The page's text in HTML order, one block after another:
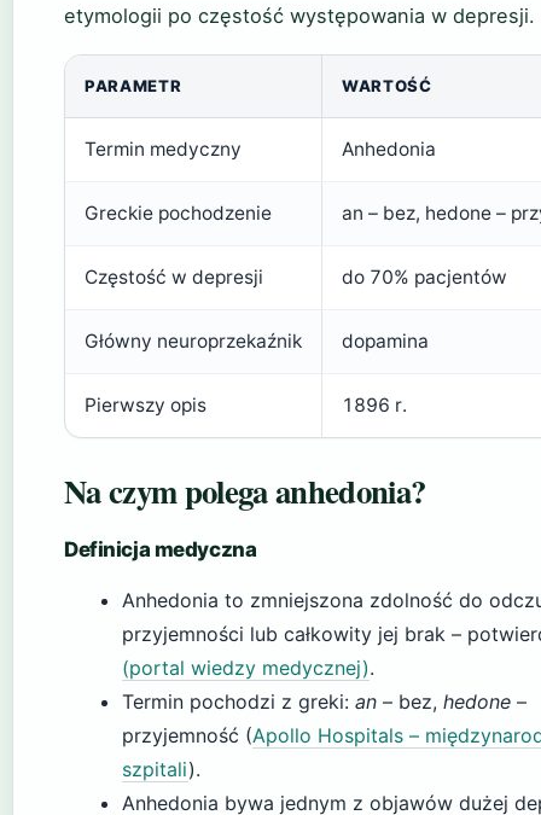
etymologii po częstość występowania w depresji.
PARAMETR WARTOŚĆ
Termin medyczny Anhedonia
Greckie pochodzenie an – bez, hedone –
Częstość w depresji do 70% pacjentów
Główny neuroprzekaźnik dopamina
Pierwszy opis 1896 r.
Na czym polega anhedonia?
Definicja medyczna
Anhedonia to zmniejszona zdolność do
przyjemności lub całkowity jej brak –
(portal wiedzy medycznej).
Termin pochodzi z greki: an – bez, hedone –
przyjemność (Apollo Hospitals –
szpitali).
Anhedonia bywa jednym z objawów dużej